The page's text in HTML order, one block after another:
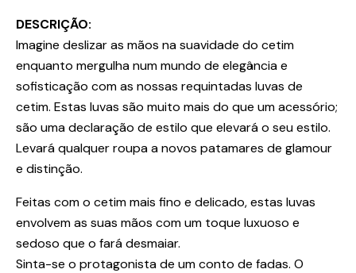
DESCRIÇÃO:
Imagine deslizar as mãos na suavidade do cetim
enquanto mergulha num mundo de elegância e
sofisticação com as nossas requintadas luvas de
cetim. Estas luvas são muito mais do que um acessório;
são uma declaração de estilo que elevará o seu estilo.
Levará qualquer roupa a novos patamares de glamour
e distinção.
Feitas com o cetim mais fino e delicado, estas luvas
envolvem as suas mãos com um toque luxuoso e
sedoso que o fará desmaiar.
Sinta-se o protagonista de um conto de fadas. O